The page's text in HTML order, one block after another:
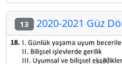
13 2020-2021 Güz